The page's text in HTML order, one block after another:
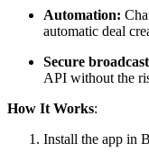
Automation:
automatic deal
Secure
API without the
How It Works:
Install the app in